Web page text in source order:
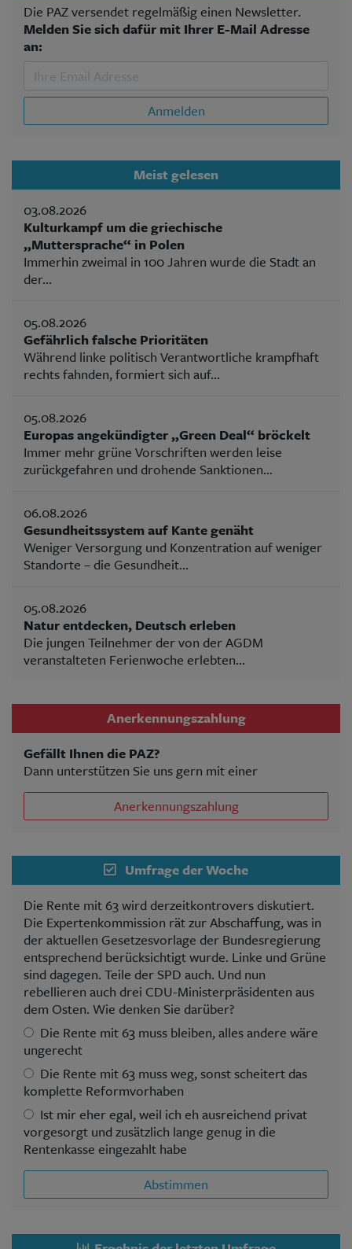
Die PAZ versendet regelmäßig einen Newsletter.
Melden Sie sich dafür mit Ihrer E-Mail Adresse
an:
Anmelden
Meist gelesen
03.08.2026
Kulturkampf um die griechische
„Muttersprache“ in Polen
Immerhin zweimal in 100 Jahren wurde die Stadt an
der...
05.08.2026
Gefährlich falsche Prioritäten
Während linke politisch Verantwortliche krampfhaft
rechts fahnden, formiert sich auf...
05.08.2026
Europas angekündigter „Green Deal“ bröckelt
Immer mehr grüne Vorschriften werden leise
zurückgefahren und drohende Sanktionen...
06.08.2026
Gesundheitssystem auf Kante genäht
Weniger Versorgung und Konzentration auf weniger
Standorte – die Gesundheit...
05.08.2026
Natur entdecken, Deutsch erleben
Die jungen Teilnehmer der von der AGDM
veranstalteten Ferienwoche erlebten...
Anerkennungszahlung
Gefällt Ihnen die PAZ?
Dann unterstützen Sie uns gern mit einer
Anerkennungszahlung
Umfrage der Woche
Die Rente mit 63 wird derzeitkontrovers diskutiert.
Die Expertenkommission rät zur Abschaffung, was in
der aktuellen Gesetzesvorlage der Bundesregierung
entsprechend berücksichtigt wurde. Linke und Grüne
sind dagegen. Teile der SPD auch. Und nun
rebellieren auch drei CDU-Ministerpräsidenten aus
dem Osten. Wie denken Sie darüber?
Die Rente mit 63 muss bleiben, alles andere wäre
ungerecht
Die Rente mit 63 muss weg, sonst scheitert das
komplette Reformvorhaben
Ist mir eher egal, weil ich eh ausreichend privat
vorgesorgt und zusätzlich lange genug in die
Rentenkasse eingezahlt habe
Abstimmen